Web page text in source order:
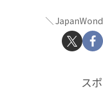
ス